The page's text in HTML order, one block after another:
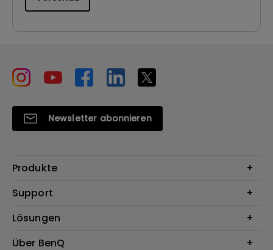
Newsletter abonnieren
Produkte
Beamer
Lampen
Webcams
Support
Kontakt
Reparaturservice
Lösungen
Für Unternehmen
Über BenQ